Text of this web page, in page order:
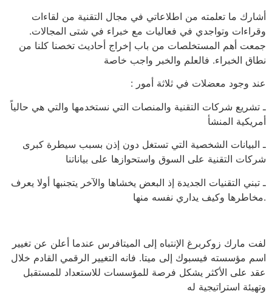
أشارك ما تعلمته من اطلاعاتي في مجال التقنية من لقاءات
وقراءات وتواجدي في فعاليات مع خبراء في شتى المجالات.
جمعت أهم المستخلصات من باب إخراج أحاديث تخصنا كلنا من
نطاق الخبراء. فالعلم والخبر واجب خاصة
: عند وجود معضلات في ثلاثة أمور
ـ تشريع شركات التقنية والمنصات التي نستخدمها والتي هي حالياً
أمريكية المنشأ
ـ البيانات الشخصية التي تستغل دون إذن بسبب سيطرة كبرى
شركات التقنية على السوق واستحوازها على بياناتنا
ـ تبني التقنيات الجديدة إذ البعض يخشاها والآخر يتجنبها أولا يعرف
مخاطرها وكيف يداري نفسه منها.
لفت مارك زوكربرغ الإنتباه إلى الميتافرس عندما أعلن عن تغيير
اسم مؤسسته فيسبوك إلى ميتا. فانه التغيير الرقمي القادم خلال
عقد على الأكثر يشكل فرصة للمؤسسات للاستعداد للمستقبل
وتهيئة استراتيجية له